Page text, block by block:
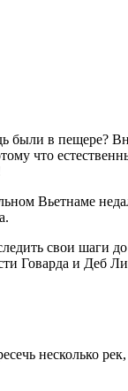
были в пещере?
что
Вьетнаме
свои шаги
Говарда и Деб
несколько